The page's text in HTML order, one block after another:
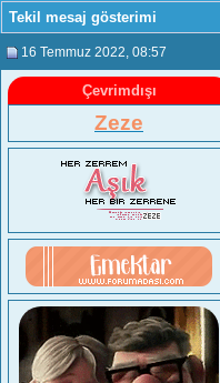
Tekil mesaj gösterimi
16 Temmuz 2022 , 08:57
Çevrimdışı
Zeze